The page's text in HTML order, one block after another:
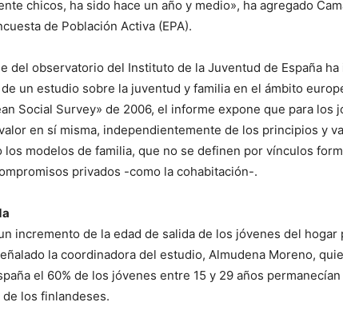
chicos, ha sido hace un año y medio», ha agregado
de Población Activa (EPA).
del observatorio del Instituto de la Juventud de España
un estudio sobre la juventud y familia en el ámbito
Social Survey» de 2006, el informe expone que para los
en sí misma, independientemente de los principios y
los modelos de familia, que no se definen por vínculos
privados -como la cohabitación-.
incremento de la edad de salida de los jóvenes del hogar
la coordinadora del estudio, Almudena Moreno,
el 60% de los jóvenes entre 15 y 29 años
los finlandeses.